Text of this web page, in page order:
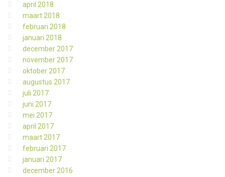
april 2018
maart 2018
februari 2018
januari 2018
december 2017
november 2017
oktober 2017
augustus 2017
juli 2017
juni 2017
mei 2017
april 2017
maart 2017
februari 2017
januari 2017
december 2016